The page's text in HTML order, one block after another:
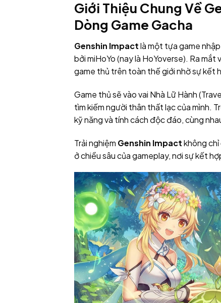
Giới Thiệu Chung Về
Dòng Game Gacha
Genshin Impactlà một tựa game
bởi miHoYo (nay là HoYoverse). Ra
game thủ trên toàn thế giới nhờ sự kết
Game thủ sẽ vào vai Nhà Lữ Hành
tìm kiếm người thân thất lạc của mình.
kỹ năng và tính cách độc đáo, cùng
Trải nghiệm Genshin Impactkhông chỉ
ở chiều sâu của gameplay, nơi sự kết